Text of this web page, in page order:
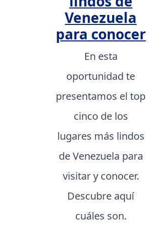
Venezuela
para conocer
En esta
oportunidad te
presentamos el top
cinco de los
lugares más lindos
de Venezuela para
visitar y conocer.
Descubre aquí
cuáles son.